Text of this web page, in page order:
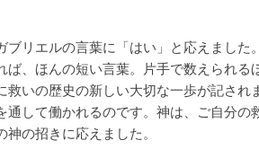
ブリエルの言葉に「はい」と応えました
ば、ほんの短い言葉。片手で数えられる
救いの歴史の新しい大切な一歩が記さ
通して働かれるのです。神は、ご自分
神の招きに応えました。